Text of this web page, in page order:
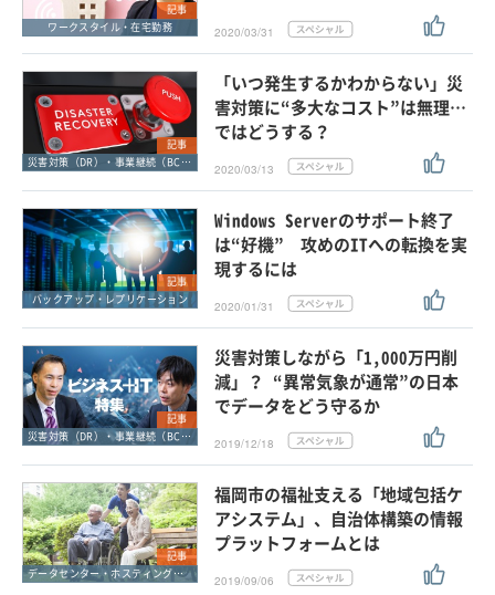
記事
ワークスタイル・在宅勤務
2020/03/31
記事
災害対策（DR）・事業継続（BCP）
「いつ発生するかわからない」災
害対策に“多大なコスト”は無理…
ではどうする？
2020/03/13
記事
バックアップ・レプリケーション
Windows Serverのサポート終了
は“好機” 攻めのITへの転換を実
現するには
2020/01/31
記事
災害対策（DR）・事業継続（BCP）
災害対策しながら「1,000万円削
減」？ “異常気象が通常”の日本
でデータをどう守るか
2019/12/18
記事
データセンター・ホスティングサービス
福岡市の福祉支える「地域包括ケ
アシステム」、自治体構築の情報
プラットフォームとは
2019/09/06